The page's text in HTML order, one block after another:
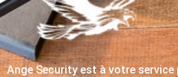
Ange Security est à votre